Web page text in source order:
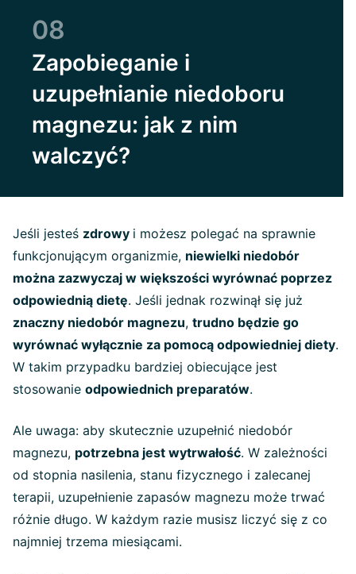
08
Zapobieganie i
uzupełnianie niedoboru
magnezu: jak z nim
walczyć?
Jeśli jesteś zdrowy i możesz polegać na sprawnie
funkcjonującym organizmie, niewielki niedobór
można zazwyczaj w większości wyrównać poprzez
odpowiednią dietę. Jeśli jednak rozwinął się już
znaczny niedobór magnezu, trudno będzie go
wyrównać wyłącznie za pomocą odpowiedniej diety.
W takim przypadku bardziej obiecujące jest
stosowanie odpowiednich preparatów.
Ale uwaga: aby skutecznie uzupełnić niedobór
magnezu, potrzebna jest wytrwałość. W zależności
od stopnia nasilenia, stanu fizycznego i zalecanej
terapii, uzupełnienie zapasów magnezu może trwać
różnie długo. W każdym razie musisz liczyć się z co
najmniej trzema miesiącami.